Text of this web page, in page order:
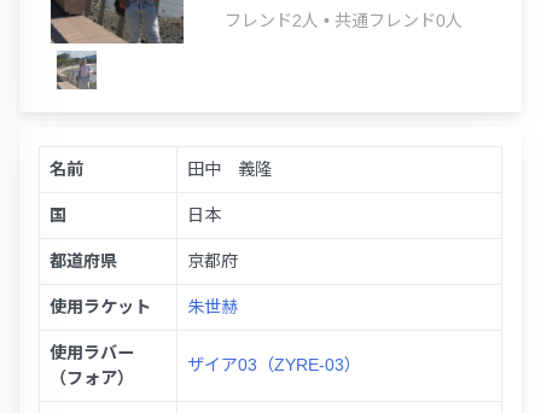
フレンド2人 • 共通フレンド0人
名前 田中 義隆
国 日本
都道府県 京都府
使用ラケット 朱世赫
使用ラバー
（フォア）
ザイア03（ZYRE-03）